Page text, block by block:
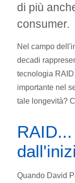
di più
consumer.
Nel campo
decadi
tecnologia
importante nel
tale longevità?
Quando David